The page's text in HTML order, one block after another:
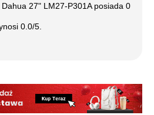
Dahua 27" LM27-P301Aposiada 0
0.0/5.